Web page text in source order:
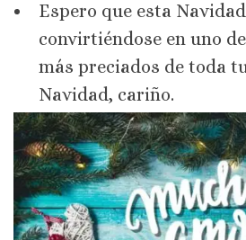
Espero que esta
convirtiéndose en uno
más preciados de toda
Navidad, cariño.